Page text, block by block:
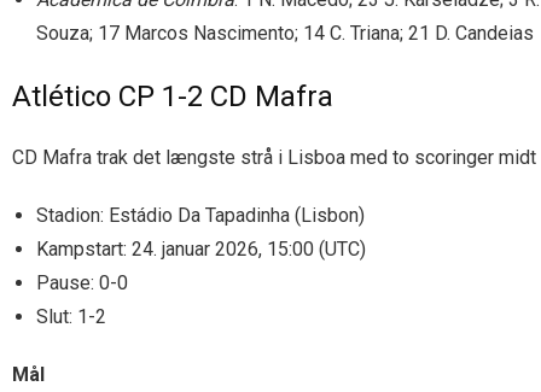
Souza; 17 Marcos Nascimento; 14 C. Triana; 21 D. Candeias
Atlético CP 1-2 CD Mafra
CD Mafra trak det længste strå i Lisboa med to scoringer midt
Stadion: Estádio Da Tapadinha (Lisbon)
Kampstart: 24. januar 2026, 15:00 (UTC)
Pause: 0-0
Slut: 1-2
Mål